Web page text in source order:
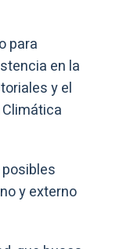
para
en la
y el
y externo